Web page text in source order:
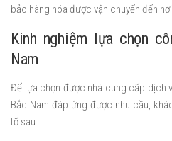
bảo hàng hóa được vận chuyển đến
Kinh nghiệm lựa chọn
Nam
Để lựa chọn được nhà cung cấp dịch
Bắc Nam đáp ứng được nhu cầu,
tố sau: